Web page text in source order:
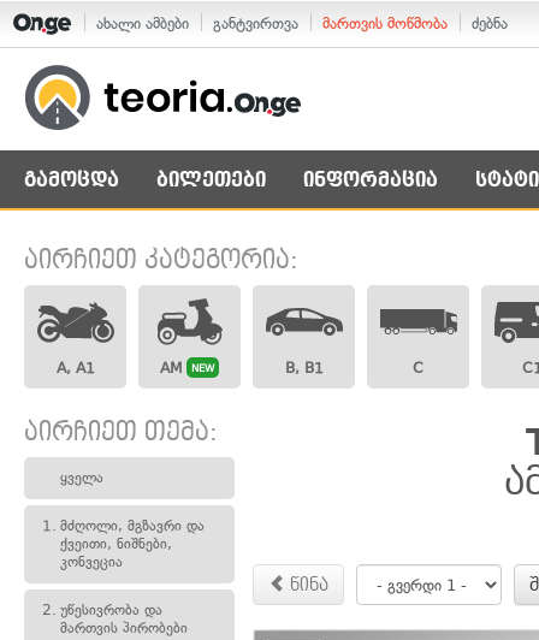
ახალი ამბები განტვირთვა მართვის მოწმობა ძებნა
გამოცდა ბილეთები ინფორმაცია
აირჩიეთ კატეგორია:
A, A1 AM NEW B, B1 C
აირჩიეთ თემა:
ყველა
1. მძღოლი, მგზავრი და
ქვეითი, ნიშნები,
კონვეცია
2. უწესივრობა და
მართვის პირობები
წინა